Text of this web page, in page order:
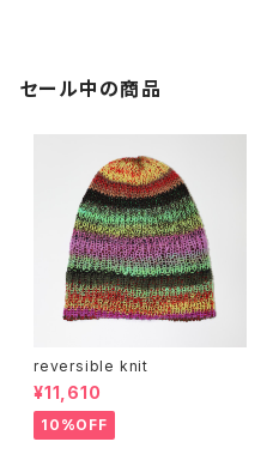
セール中の商品
reversible knit
¥11,610
10%OFF